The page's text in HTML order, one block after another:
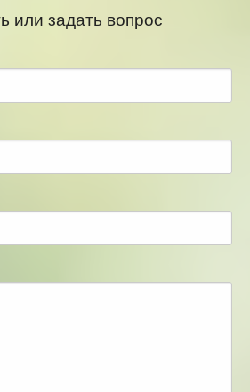
или задать вопрос